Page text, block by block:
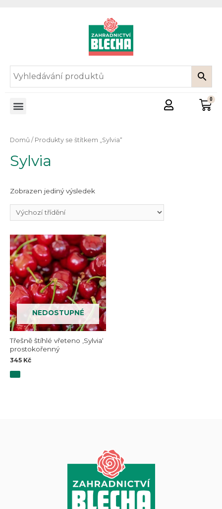
Domů / Produkty se štítkem „Sylvia“
Sylvia
Zobrazen jediný výsledek
NEDOSTUPNÉ
Třešně štíhlé vřeteno ‚Sylvia‘
prostokořenný
345 Kč